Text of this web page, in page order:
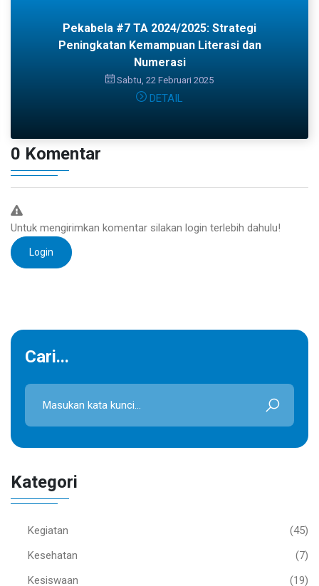
Pekabela #7 TA 2024/2025: Strategi
Peningkatan Kemampuan Literasi dan
Numerasi
Sabtu, 22 Februari 2025
DETAIL
0 Komentar
Untuk mengirimkan komentar silakan login terlebih dahulu!
Login
Cari...
Kategori
Kegiatan
(45)
Kesehatan
(7)
Kesiswaan
(19)